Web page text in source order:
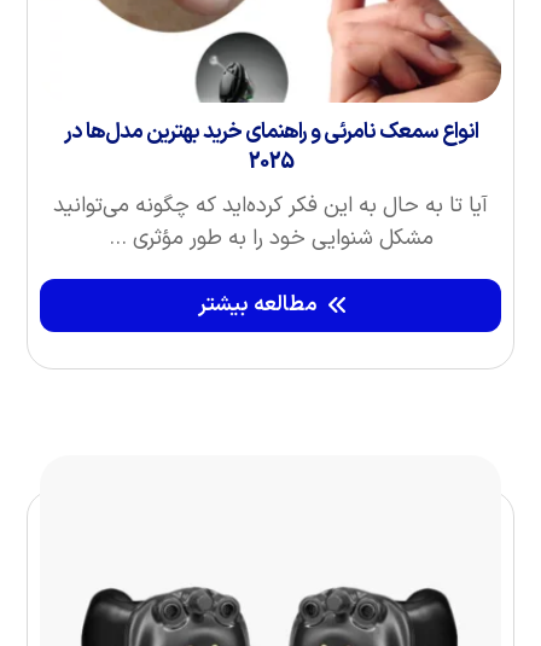
انواع سمعک نامرئی و راهنمای خرید بهترین مدل‌ها در
2025
آیا تا به حال به این فکر کرده‌اید که چگونه می‌توانید
مشکل شنوایی خود را به طور مؤثری ...
مطالعه بیشتر